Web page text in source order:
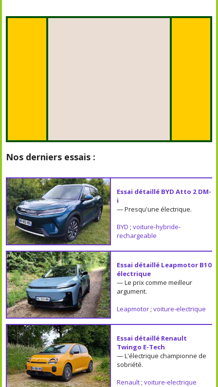
Nos derniers essais :
Essai détaillé BYD Atto 2 DM-
i
— Presqu'une électrique.
BYD ; voiture-hybride-
rechargeable
Essai détaillé Leapmotor B10
électrique
— Le prix comme meilleur
argument.
Leapmotor; voiture-electrique
Essai détaillé Renault
Twingo E-Tech
— L'électrique championne de
sobriété.
Renault; voiture-electrique